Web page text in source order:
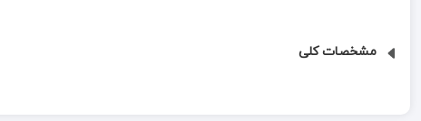
مشخصات کلی